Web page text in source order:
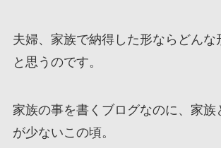
夫婦、家族で納得した形ならどんな
と思うのです。
家族の事を書くブログなのに、家族
が少ないこの頃。